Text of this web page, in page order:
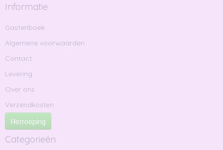
Informatie
Gastenboek
Algemene voorwaarden
Contact
Levering
Over ons
Verzendkosten
Herroeping
Categorieën